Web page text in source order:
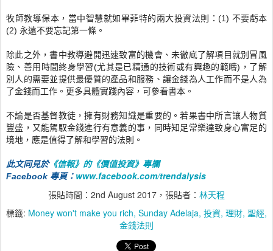
牧師教導保本，當中智慧就如畢菲特的兩大投資法則：(1) 不要虧本
(2) 永遠不要忘記第一條。
除此之外，書中教導避開迅速致富的機會、未徹底了解項目就別冒風
險、善用時間終身學習(尤其是已精通的技術或有興趣的範疇)， 了解
別人的需要並提供最優質的產品和服務、 讓金錢為人工作而不是人為
了金錢而工作。更多具體實踐內容， 可參看書本。
不論是否基督教徒，擁有財務知識是重要的。若果書中所言讓人物質
豐盛，又能駕馭金錢進行有意義的事， 同時知足常樂達致身心富足的
境地，應是值得了解和學習的法則。
此文同見於《信報》的《價值投資》專欄
Facebook 專頁： www.facebook.com/trendalysis
張貼時間： 2nd August 2017 ，張貼者： 林天程
標籤: Money won't make you rich Sunday Adelaja 投資 理財 聖經
金錢法則